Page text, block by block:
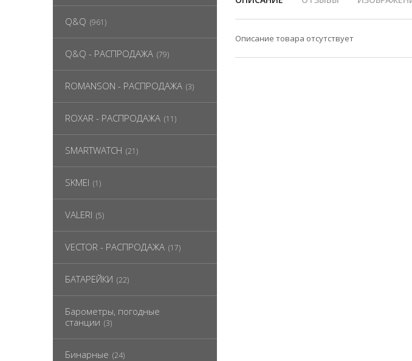
Описание товара отсутствует
Q&Q (961)
Q&Q - РАСПРОДАЖА (79)
ROMANSON - РАСПРОДАЖА (3)
ROXAR - РАСПРОДАЖА (11)
SMARTWATCH (21)
SKMEI (1)
VALERI (5)
VECTOR - РАСПРОДАЖА (17)
БАТАРЕЙКИ (22)
Барометры, погодные
станции (3)
Бинарные (24)